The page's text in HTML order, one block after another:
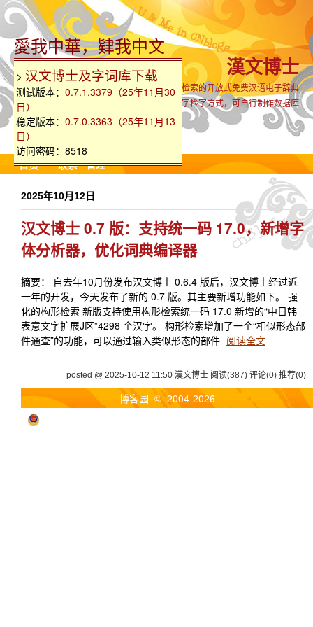
愛我中華，肄我中文
> 汉文博士及字词库下载
测试版本： 0.7.1.3379（25年11月30
日）
稳定版本： 0.7.0.3363（25年11月13
日）
访问密码：8518
漢文博士
支持生僻古难字全汉字集检索的开放式免费汉语电子辞典
内置国粤语同音字、部首、笔画、部件组字检字方式，可自行制作数据库
首页 联系 管理
2025年10月12日
汉文博士 0.7 版：支持统一码 17.0，新增字
体分析器，优化词典编译器
摘要： 自去年10月份发布汉文博士 0.6.4 版后，汉文博士经过近
一年的开发，今天发布了新的 0.7 版。其主要新增功能如下。 强
化的构形检索 新版支持使用构形检索统一码 17.0 新增的“中日韩
表意文字扩展J区”4298 个汉字。 构形检索增加了一个“相似形态部
件通查”的功能，可以通过输入类似形态的部件 阅读全文
posted @ 2025-10-12 11:50 漢文博士 阅读(387) 评论(0) 推荐(0)
博客园 © 2004-2026